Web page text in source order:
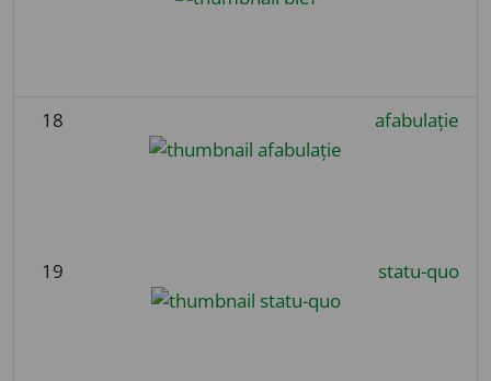
18 afabulație
19 statu-quo